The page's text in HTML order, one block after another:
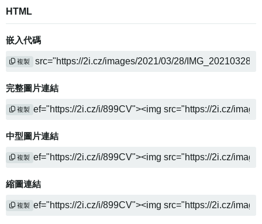
HTML
嵌入代碼
複製
完整圖片連結
複製
中型圖片連結
複製
縮圖連結
複製